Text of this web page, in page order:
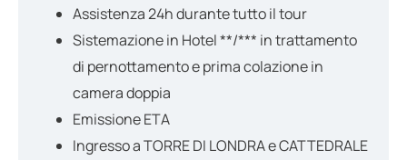
Assistenza 24h durante tutto il tour
Sistemazione in Hotel **/*** in trattamento
di pernottamento e prima colazione in
camera doppia
Emissione ETA
Ingresso a TORRE DI LONDRA e CATTEDRALE